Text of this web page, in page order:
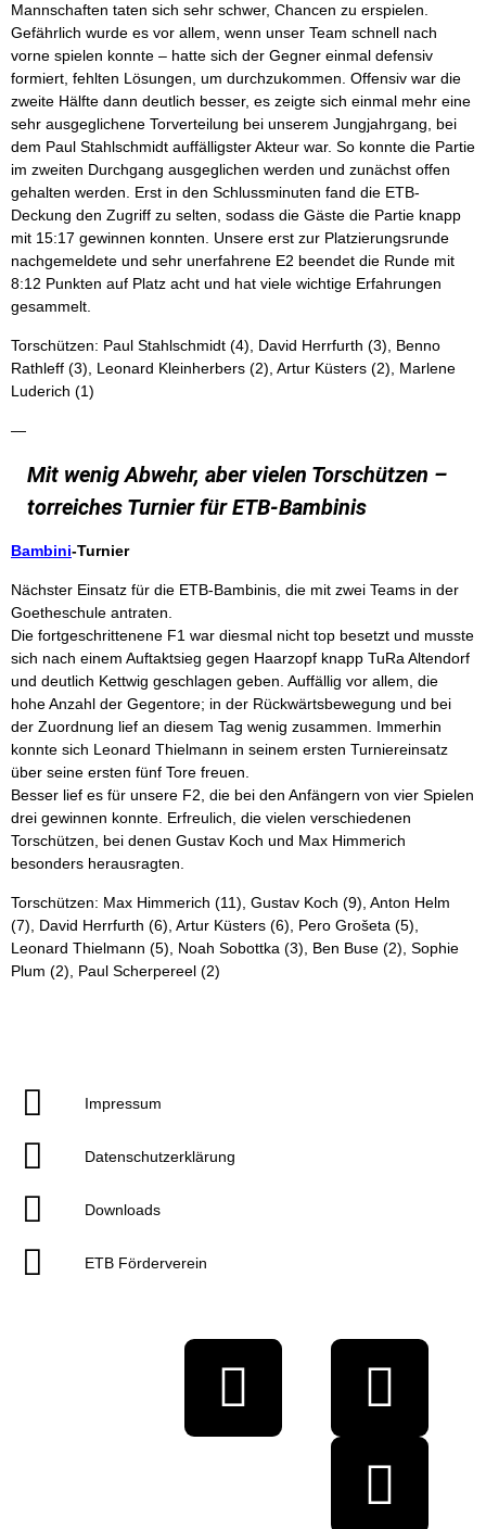
Mannschaften taten sich sehr schwer, Chancen zu erspielen.
Gefährlich wurde es vor allem, wenn unser Team schnell nach
vorne spielen konnte – hatte sich der Gegner einmal defensiv
formiert, fehlten Lösungen, um durchzukommen. Offensiv war die
zweite Hälfte dann deutlich besser, es zeigte sich einmal mehr eine
sehr ausgeglichene Torverteilung bei unserem Jungjahrgang, bei
dem Paul Stahlschmidt auffälligster Akteur war. So konnte die Partie
im zweiten Durchgang ausgeglichen werden und zunächst offen
gehalten werden. Erst in den Schlussminuten fand die ETB-
Deckung den Zugriff zu selten, sodass die Gäste die Partie knapp
mit 15:17 gewinnen konnten. Unsere erst zur Platzierungsrunde
nachgemeldete und sehr unerfahrene E2 beendet die Runde mit
8:12 Punkten auf Platz acht und hat viele wichtige Erfahrungen
gesammelt.
Torschützen: Paul Stahlschmidt (4), David Herrfurth (3), Benno
Rathleff (3), Leonard Kleinherbers (2), Artur Küsters (2), Marlene
Luderich (1)
—
Mit wenig Abwehr, aber vielen Torschützen –
torreiches Turnier für ETB-Bambinis
Bambini-Turnier
Nächster Einsatz für die ETB-Bambinis, die mit zwei Teams in der
Goetheschule antraten.
Die fortgeschrittenene F1 war diesmal nicht top besetzt und musste
sich nach einem Auftaktsieg gegen Haarzopf knapp TuRa Altendorf
und deutlich Kettwig geschlagen geben. Auffällig vor allem, die
hohe Anzahl der Gegentore; in der Rückwärtsbewegung und bei
der Zuordnung lief an diesem Tag wenig zusammen. Immerhin
konnte sich Leonard Thielmann in seinem ersten Turniereinsatz
über seine ersten fünf Tore freuen.
Besser lief es für unsere F2, die bei den Anfängern von vier Spielen
drei gewinnen konnte. Erfreulich, die vielen verschiedenen
Torschützen, bei denen Gustav Koch und Max Himmerich
besonders herausragten.
Torschützen: Max Himmerich (11), Gustav Koch (9), Anton Helm
(7), David Herrfurth (6), Artur Küsters (6), Pero Grošeta (5),
Leonard Thielmann (5), Noah Sobottka (3), Ben Buse (2), Sophie
Plum (2), Paul Scherpereel (2)
Impressum
Datenschutzerklärung
Downloads
ETB Förderverein